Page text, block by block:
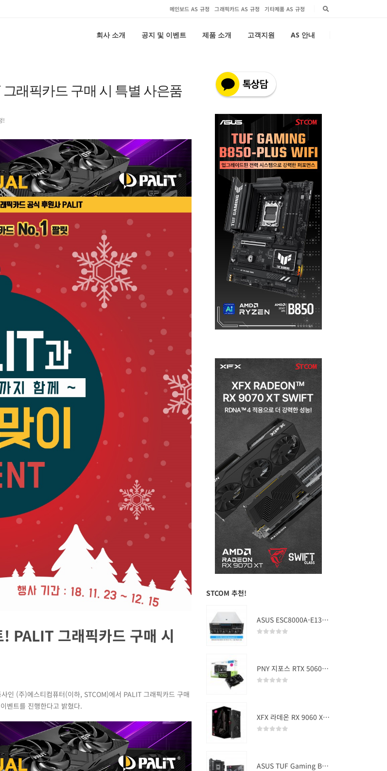
메인보드 AS 규정 그래픽카드 AS 규정 기타제품 AS 규정
회사 소개 공지 및 이벤트 제품 소개 고객지원 AS 안내
래픽카드 구매 시 특별 사은품
!
PALIT 그래픽카드 구매 시
인 (주)에스티컴퓨터(이하, STCOM)에서 PALIT 그래픽카드 구매
벤트를 진행한다고 밝혔다.
STCOM 추천!
ASUS ESC8000A-E13 (RTX PRO 5000 Blackwell x2)
PNY 지포스 RTX 5060 OC D7 8GB Dual Fan
XFX 라데온 RX 9060 XT SWIFT DUAL OC D6 16GB
ASUS TUF Gaming B850-PLUS WIFI